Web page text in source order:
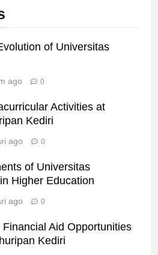
of Universitas
ago 0
Activities at
Kediri
ago 0
of Universitas
Higher Education
ago 0
Aid Opportunities
Kediri